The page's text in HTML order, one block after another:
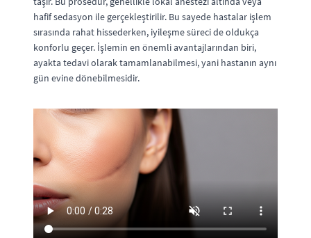
hafif sedasyon ile gerçekleştirilir. Bu sayede hastalar işlem
sırasında rahat hissederken, iyileşme süreci de oldukça
konforlu geçer. İşlemin en önemli avantajlarından biri,
ayakta tedavi olarak tamamlanabilmesi, yani hastanın aynı
gün evine dönebilmesidir.